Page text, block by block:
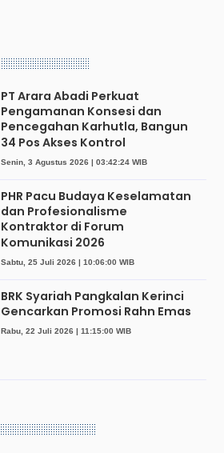
PT Arara Abadi Perkuat
Pengamanan Konsesi dan
Pencegahan Karhutla, Bangun
34 Pos Akses Kontrol
Senin, 3 Agustus 2026 | 03:42:24 WIB
PHR Pacu Budaya Keselamatan
dan Profesionalisme
Kontraktor di Forum
Komunikasi 2026
Sabtu, 25 Juli 2026 | 10:06:00 WIB
BRK Syariah Pangkalan Kerinci
Gencarkan Promosi Rahn Emas
Rabu, 22 Juli 2026 | 11:15:00 WIB